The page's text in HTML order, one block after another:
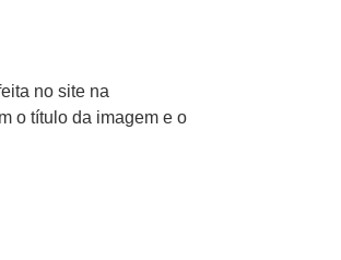
no site na
o título da imagem e o